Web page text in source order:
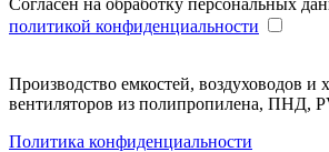
политикой конфиденциальности
Производство емкостей, воздуховодов и
вентиляторов из полипропилена, ПНД,
Политика конфиденциальности